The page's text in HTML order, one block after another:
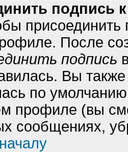
подпись
После
подпись
Вы
по
профиле (вы
сообщениях,